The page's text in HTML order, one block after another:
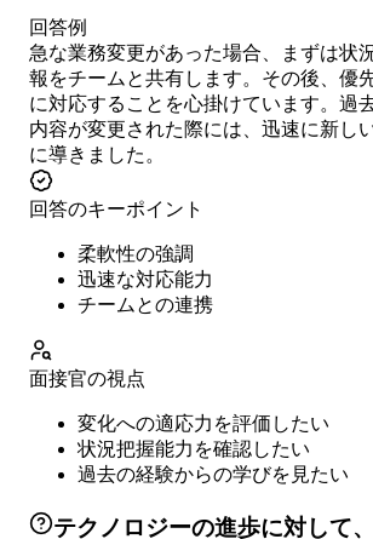
回答例
急な業務変更があった場合、まずは状
報をチームと共有します。その後、優
に対応することを心掛けています。過
内容が変更された際には、迅速に新し
に導きました。
回答のキーポイント
柔軟性の強調
迅速な対応能力
チームとの連携
面接官の視点
変化への適応力を評価したい
状況把握能力を確認したい
過去の経験からの学びを見たい
テクノロジーの進歩に対して